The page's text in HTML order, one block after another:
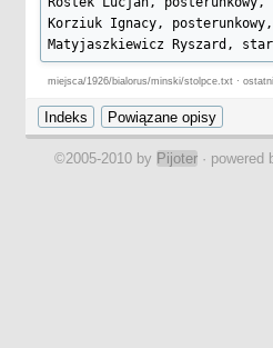
Korziuk Ignacy,
Matyjaszkiewicz Ryszard,
miejsca/1926/bialorus/minski/stolpce.txt ·
©2005-2010 by Pijoter · powered